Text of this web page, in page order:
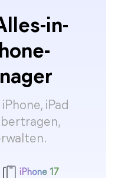
in-
iPad
iPhone 17